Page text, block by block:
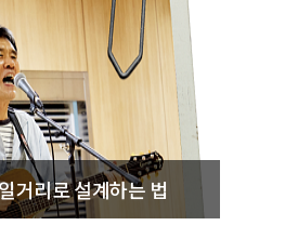
거리로 설계하는 법